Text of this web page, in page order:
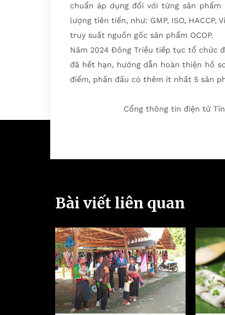
chuẩn áp dụng đối với từng sản
lượng tiên tiến, như: GMP, ISO,
truy suất nguồn gốc sản phẩm OCOP.
Năm 2024 Đông Triều tiếp tục tổ chức
đã hết hạn, hướng dẫn hoàn thiện hồ
điểm, phấn đấu có thêm ít nhất 5 sản
Cổng thông tin điện tử
Bài viết liên quan